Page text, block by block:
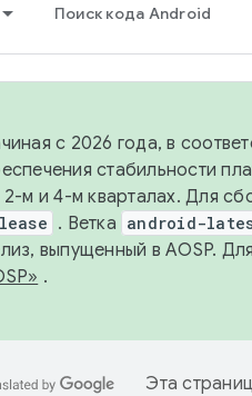
Поиск кода Android
с 2026 года, в
стабильности
2-м и 4-м кварталах. Для
. Ветка android-
выпущенный в AOSP.
.
Эта